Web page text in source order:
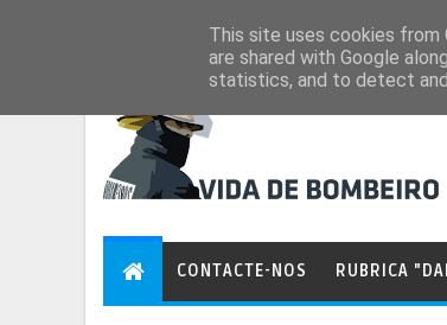
CONTACTE-NOS RUBRICA
This site uses cookies from
are shared with Google
statistics, and to detect